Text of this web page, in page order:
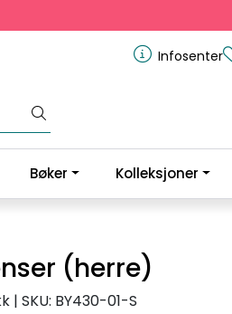
Infosenter
Bøker Kolleksjoner
(herre)
| SKU: BY430-01-S